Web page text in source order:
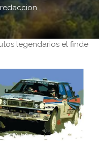
redaccion
legendarios el finde